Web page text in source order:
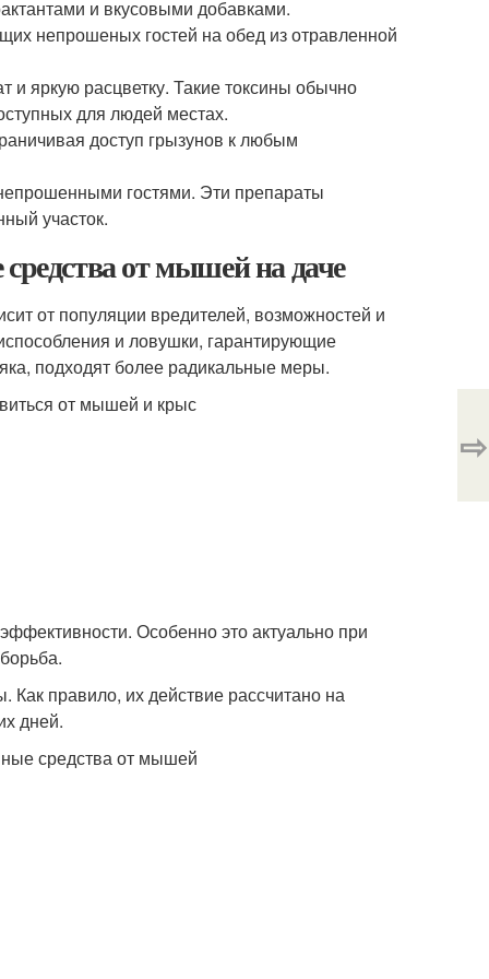
и вкусовыми добавками.
непрошеных гостей на обед из отравленной
яркую расцветку. Такие токсины обычно
для людей местах.
доступ грызунов к любым
гостями. Эти препараты
участок.
от мышей на даче
от популяции вредителей, возможностей и
и ловушки, гарантирующие
подходят более радикальные меры.
Особенно это актуально при
правило, их действие рассчитано на
дней.
⇨